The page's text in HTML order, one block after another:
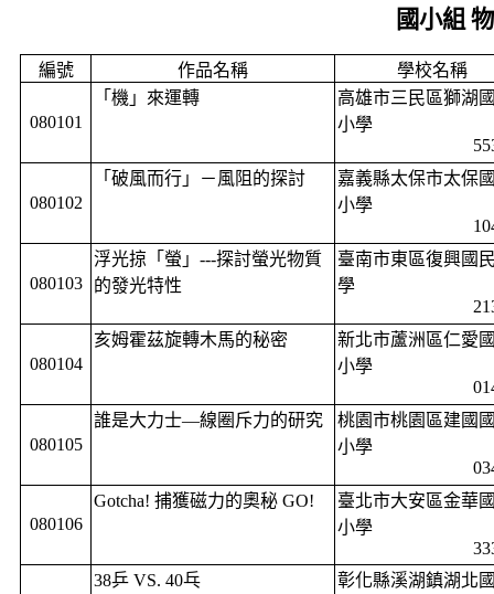
國小組
編號 作品名稱 學校名稱
080101
「機」來運轉
高雄市三民區獅湖
小學
080102
「破風而行」－風阻的探討
嘉義縣太保市太保
小學
080103
浮光掠「螢」 ---探討螢光物質
的發光特性
臺南市東區復興國
學
080104
亥姆霍茲旋轉木馬的秘密
新北市蘆洲區仁愛
小學
080105
誰是大力士—線圈斥力的研究
桃園市桃園區建國
小學
080106
Gotcha! 捕獲磁力的奧秘GO!
臺北市大安區金華
小學
38乒VS. 40乓
彰化縣溪湖鎮湖北